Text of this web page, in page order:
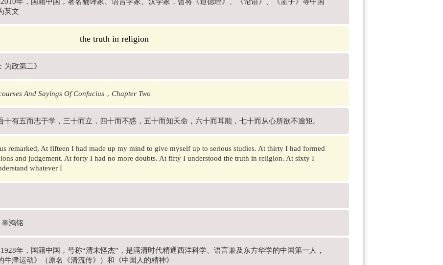
英文
the truth in religion
为政第二》
And Sayings Of Confucius，Chapter Two
十有五而志于学，三十而立，四十而不惑，五十而知天命，六十而耳顺，七十而从心所欲不逾矩。
remarked, At fifteen I had made up my mind to give myself up to serious studies. At thirty I had formed
and judgement. At forty I had no more doubts. At fifty I understood the truth in religion. At sixty I
whatever I
辜鸿铭
年，国籍中国，号称“清末怪杰”，是满清时代精通西洋科学、语言兼及东方华学的中国第一人，
牛津运动》（原名《清流传》）和《中国人的精神》